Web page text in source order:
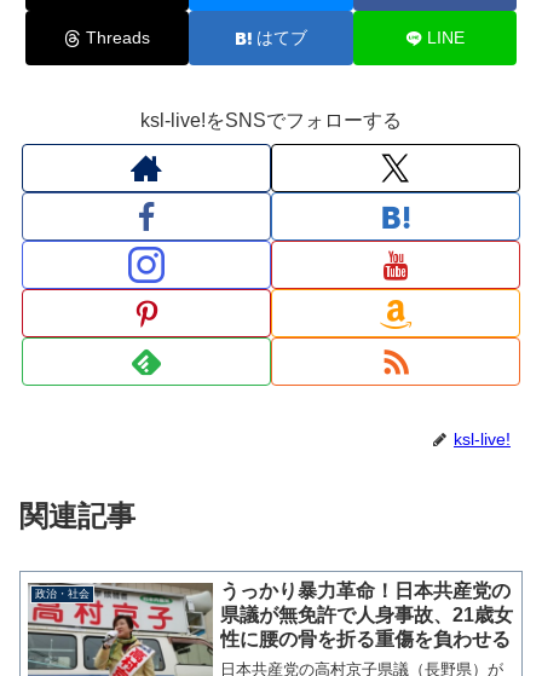
Threads はてブ LINE
ksl-live!をSNSでフォローする
ksl-live!
関連記事
政治・社会
うっかり暴力革命！日本共産党の
県議が無免許で人身事故、21歳女
性に腰の骨を折る重傷を負わせる
日本共産党の高村京子県議（長野県）が